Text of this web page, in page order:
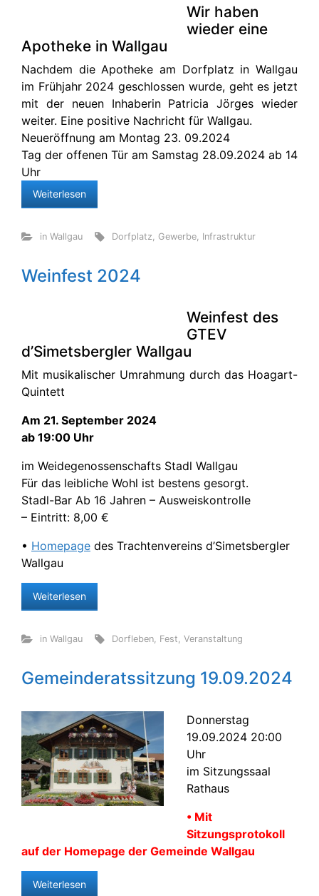
Wir haben
wieder eine
Apotheke in Wallgau
Nachdem die Apotheke am Dorfplatz in Wallgau
im Frühjahr 2024 geschlossen wurde, geht es jetzt
mit der neuen Inhaberin Patricia Jörges wieder
weiter. Eine positive Nachricht für Wallgau.
Neueröffnung am Montag 23. 09.2024
Tag der offenen Tür am Samstag 28.09.2024 ab 14
Uhr
Weiterlesen
in Wallgau Dorfplatz Gewerbe Infrastruktur
Weinfest 2024
Weinfest des
GTEV
d’Simetsbergler Wallgau
Mit musikalischer Umrahmung durch das Hoagart-
Quintett
Am 21. September 2024
ab 19:00 Uhr
im Weidegenossenschafts Stadl Wallgau
Für das leibliche Wohl ist bestens gesorgt.
Stadl-Bar Ab 16 Jahren – Ausweiskontrolle
– Eintritt: 8,00 €
• Homepage des Trachtenvereins d’Simetsbergler
Wallgau
Weiterlesen
in Wallgau Dorfleben Fest ,Veranstaltung
Gemeinderatssitzung 19.09.2024
Donnerstag
19.09.2024 20:00
Uhr
im Sitzungssaal
Rathaus
• Mit
Sitzungsprotokoll
auf der Homepage der Gemeinde Wallgau
Weiterlesen